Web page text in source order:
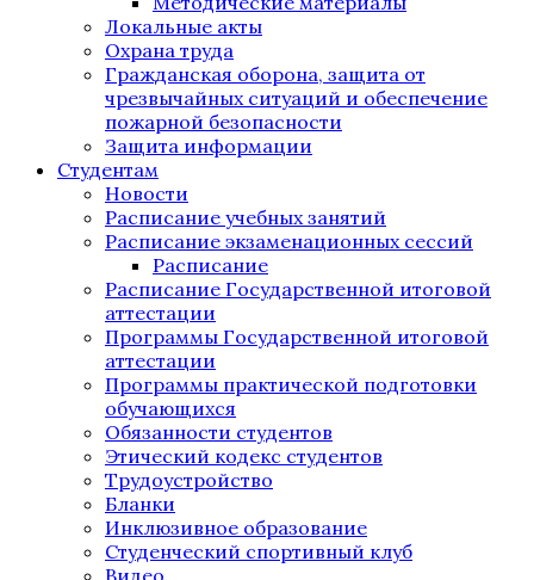
Локальные акты
Охрана труда
Гражданская оборона, защита от
чрезвычайных ситуаций и обеспечение
пожарной безопасности
Защита информации
Студентам
Новости
Расписание учебных занятий
Расписание экзаменационных сессий
Расписание
Расписание Государственной итоговой
аттестации
Программы Государственной итоговой
аттестации
Программы практической подготовки
обучающихся
Обязанности студентов
Этический кодекс студентов
Трудоустройство
Бланки
Инклюзивное образование
Студенческий спортивный клуб
Видео